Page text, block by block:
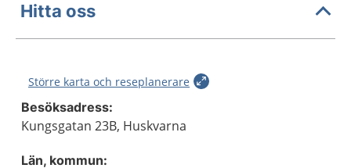
Hitta oss
Större karta och reseplanerare
Besöksadress:
Kungsgatan 23B, Huskvarna
Län, kommun: